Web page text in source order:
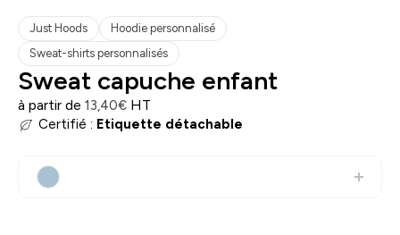
Just Hoods
Hoodie personnalisé
Sweat-shirts personnalisés
Sweat capuche enfant
à partir de 13,40€ HT
Certifié : Etiquette détachable